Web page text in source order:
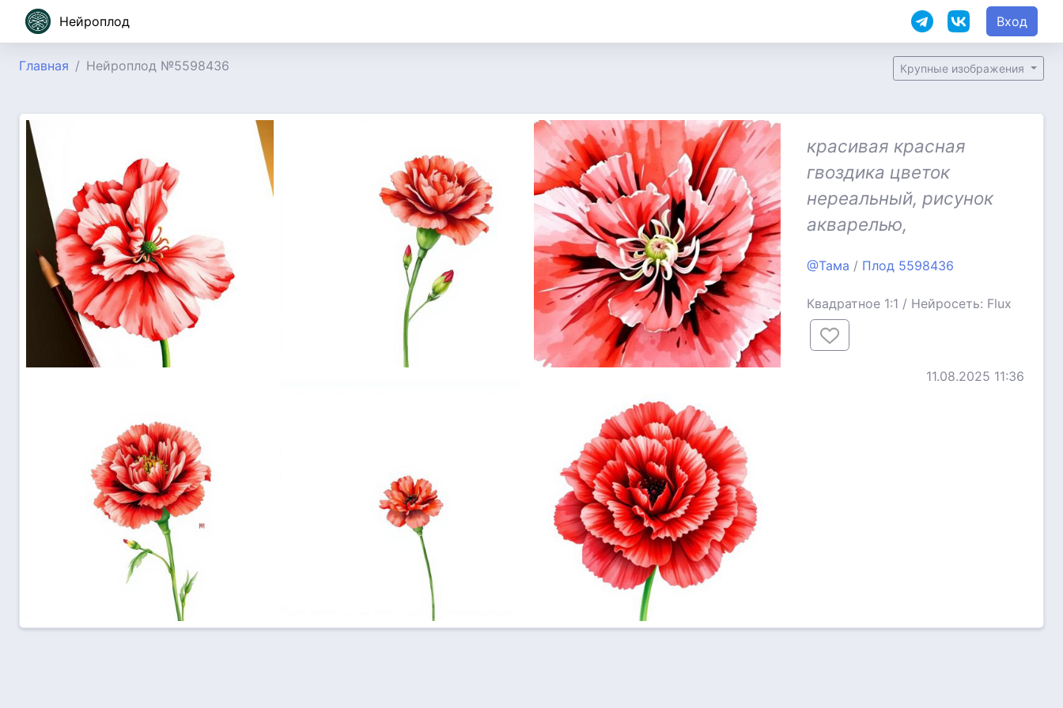
Нейроплод Вход
Главная Нейроплод №5598436 Крупные изображения
красивая красная
гвоздика цветок
нереальный, рисунок
акварелью,
@Тама / Плод 5598436
Квадратное 1:1 / Нейросеть: Flux
11.08.2025 11:36